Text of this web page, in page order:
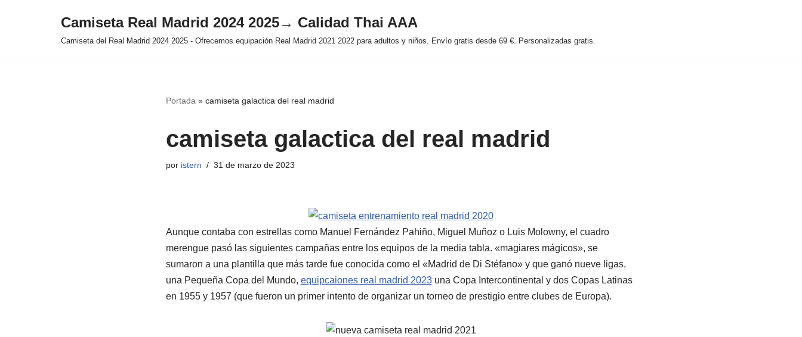
Camiseta Real Madrid 2024 2025→ Calidad Thai AAA
Camiseta del Real Madrid 2024 2025 - Ofrecemos equipación Real Madrid 2021 2022 para adultos y niños. Envío gratis desde 69 €. Personalizadas gratis.
Portada » camiseta galactica del real madrid
camiseta galactica del real madrid
por istern 31 de marzo de 2023
Aunque contaba con estrellas como Manuel Fernández Pahiño, Miguel Muñoz o Luis Molowny, el cuadro
merengue pasó las siguientes campañas entre los equipos de la media tabla. «magiares mágicos», se
sumaron a una plantilla que más tarde fue conocida como el «Madrid de Di Stéfano» y que ganó nueve ligas,
una Pequeña Copa del Mundo, equipcaiones real madrid 2023una Copa Intercontinental y dos Copas Latinas
en 1955 y 1957 (que fueron un primer intento de organizar un torneo de prestigio entre clubes de Europa).